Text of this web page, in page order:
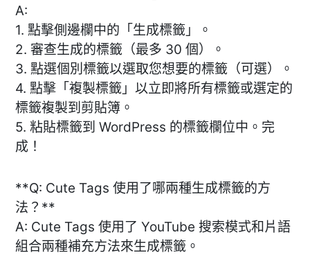
A:
1. 點擊側邊欄中的「生成標籤」。
2. 審查生成的標籤（最多 30 個）。
3. 點選個別標籤以選取您想要的標籤（可選）。
4. 點擊「複製標籤」以立即將所有標籤或選定的
標籤複製到剪貼簿。
5. 粘貼標籤到 WordPress 的標籤欄位中。完
成！
**Q: Cute Tags 使用了哪兩種生成標籤的方
法？**
A: Cute Tags 使用了 YouTube 搜索模式和片語
組合兩種補充方法來生成標籤。